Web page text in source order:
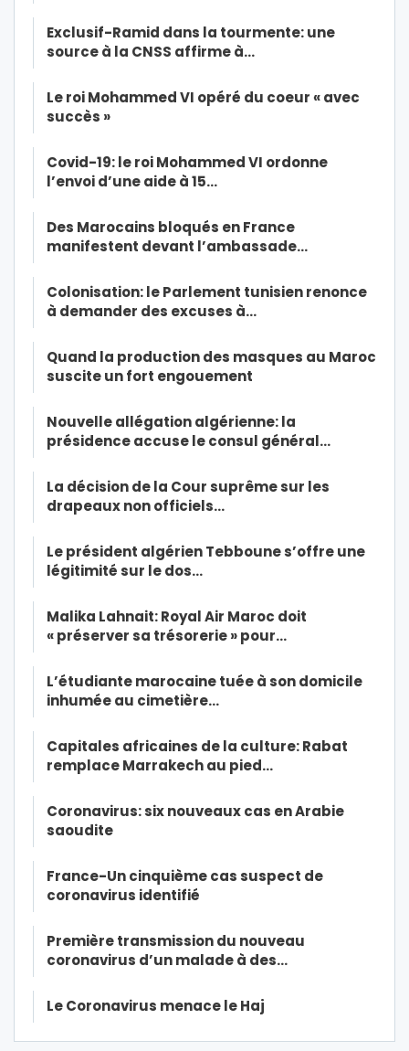
Exclusif-Ramid dans la tourmente: une
source à la CNSS affirme à…
Le roi Mohammed VI opéré du coeur « avec
succès »
Covid-19: le roi Mohammed VI ordonne
l’envoi d’une aide à 15…
Des Marocains bloqués en France
manifestent devant l’ambassade…
Colonisation: le Parlement tunisien renonce
à demander des excuses à…
Quand la production des masques au Maroc
suscite un fort engouement
Nouvelle allégation algérienne: la
présidence accuse le consul général…
La décision de la Cour suprême sur les
drapeaux non officiels…
Le président algérien Tebboune s’offre une
légitimité sur le dos…
Malika Lahnait: Royal Air Maroc doit
« préserver sa trésorerie » pour…
L’étudiante marocaine tuée à son domicile
inhumée au cimetière…
Capitales africaines de la culture: Rabat
remplace Marrakech au pied…
Coronavirus: six nouveaux cas en Arabie
saoudite
France-Un cinquième cas suspect de
coronavirus identifié
Première transmission du nouveau
coronavirus d’un malade à des…
Le Coronavirus menace le Haj